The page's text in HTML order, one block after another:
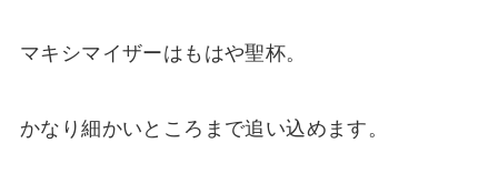
マキシマイザーはもはや聖杯。
かなり細かいところまで追い込めます。